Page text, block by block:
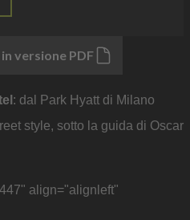
in versione PDF
: dal Park Hyatt di Milano
style, sotto la guida di Oscar
align="alignleft"